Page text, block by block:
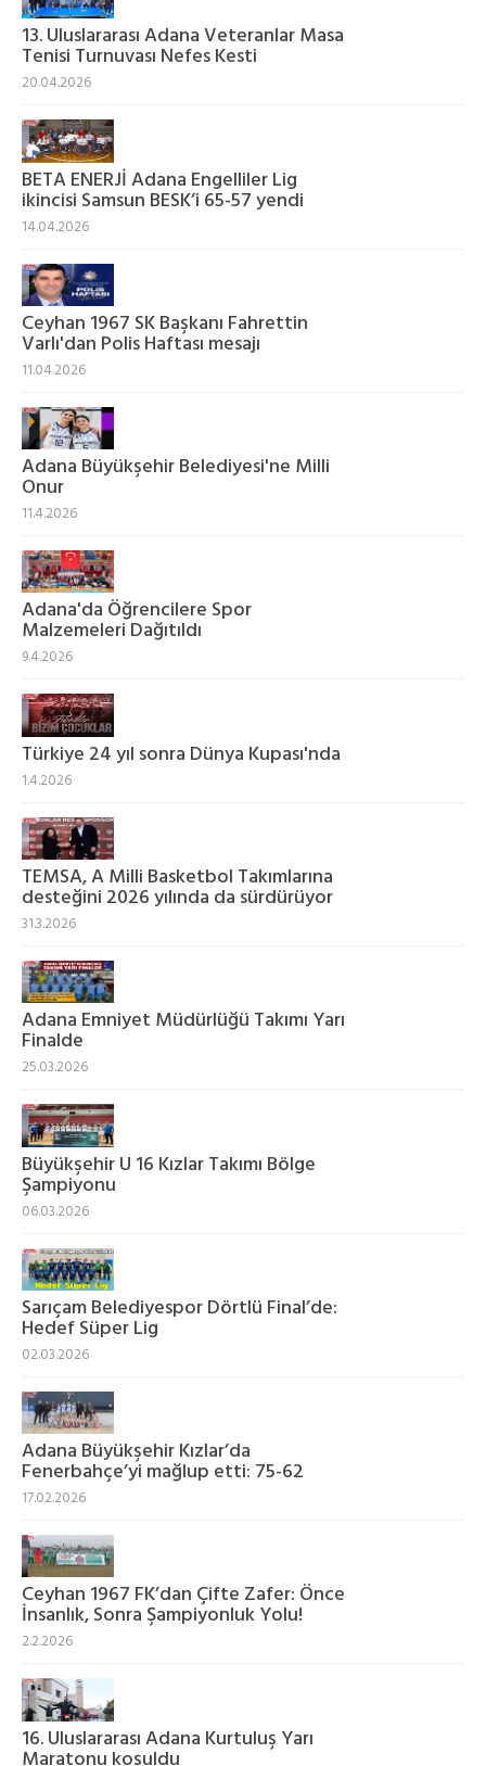
13. Uluslararası Adana Veteranlar Masa
Tenisi Turnuvası Nefes Kesti
20.04.2026
BETA ENERJİ Adana Engelliler Lig
ikincisi Samsun BESK’i 65-57 yendi
14.04.2026
Ceyhan 1967 SK Başkanı Fahrettin
Varlı'dan Polis Haftası mesajı
11.04.2026
Adana Büyükşehir Belediyesi'ne Milli
Onur
11.4.2026
Adana'da Öğrencilere Spor
Malzemeleri Dağıtıldı
9.4.2026
Türkiye 24 yıl sonra Dünya Kupası'nda
1.4.2026
TEMSA, A Milli Basketbol Takımlarına
desteğini 2026 yılında da sürdürüyor
31.3.2026
Adana Emniyet Müdürlüğü Takımı Yarı
Finalde
25.03.2026
Büyükşehir U 16 Kızlar Takımı Bölge
Şampiyonu
06.03.2026
Sarıçam Belediyespor Dörtlü Final’de:
Hedef Süper Lig
02.03.2026
Adana Büyükşehir Kızlar’da
Fenerbahçe’yi mağlup etti: 75-62
17.02.2026
Ceyhan 1967 FK’dan Çifte Zafer: Önce
İnsanlık, Sonra Şampiyonluk Yolu!
2.2.2026
16. Uluslararası Adana Kurtuluş Yarı